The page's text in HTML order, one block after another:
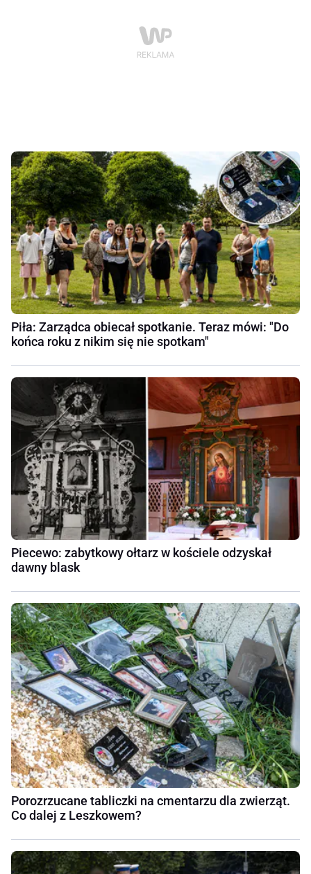
Piła: Zarządca obiecał spotkanie. Teraz mówi: "Do
końca roku z nikim się nie spotkam"
Piecewo: zabytkowy ołtarz w kościele odzyskał
dawny blask
Porozrzucane tabliczki na cmentarzu dla zwierząt.
Co dalej z Leszkowem?